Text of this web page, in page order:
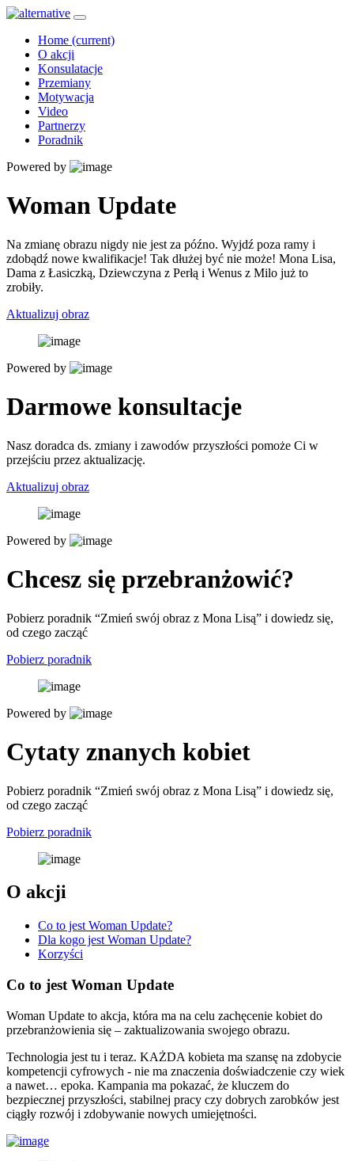
Home (current)
O akcji
Konsulatacje
Przemiany
Motywacja
Video
Partnerzy
Poradnik
Powered by
Woman Update
Na zmianę obrazu nigdy nie jest za późno. Wyjdź poza ramy i
zdobądź nowe kwalifikacje! Tak dłużej być nie może! Mona Lisa,
Dama z Łasiczką, Dziewczyna z Perłą i Wenus z Milo już to
zrobiły.
Aktualizuj obraz
Powered by
Darmowe konsultacje
Nasz doradca ds. zmiany i zawodów przyszłości pomoże Ci w
przejściu przez aktualizację.
Aktualizuj obraz
Powered by
Chcesz się przebranżowić?
Pobierz poradnik “Zmień swój obraz z Mona Lisą” i dowiedz się,
od czego zacząć
Pobierz poradnik
Powered by
Cytaty znanych kobiet
Pobierz poradnik “Zmień swój obraz z Mona Lisą” i dowiedz się,
od czego zacząć
Pobierz poradnik
O akcji
Co to jest Woman Update?
Dla kogo jest Woman Update?
Korzyści
Co to jest Woman Update
Woman Update to akcja, która ma na celu zachęcenie kobiet do
przebranżowienia się – zaktualizowania swojego obrazu.
Technologia jest tu i teraz. KAŻDA kobieta ma szansę na zdobycie
kompetencji cyfrowych - nie ma znaczenia doświadczenie czy wiek
a nawet… epoka. Kampania ma pokazać, że kluczem do
bezpiecznej przyszłości, stabilnej pracy czy dobrych zarobków jest
ciągły rozwój i zdobywanie nowych umiejętności.